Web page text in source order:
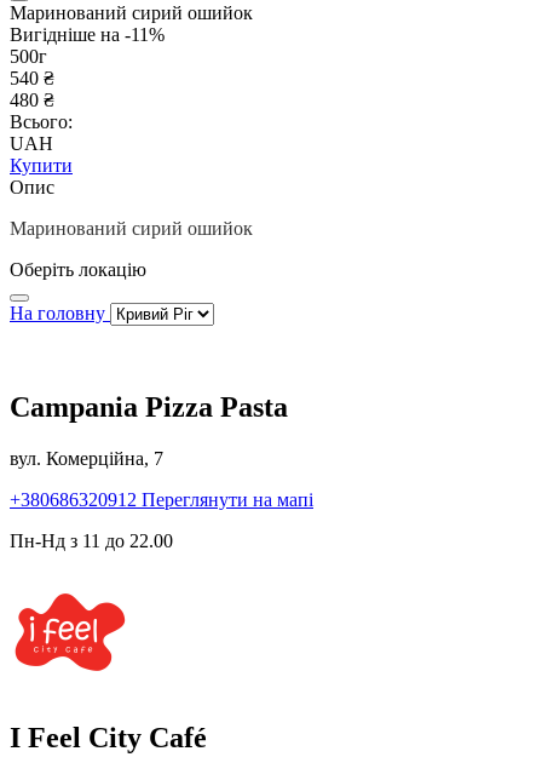
Маринований сирий ошийок
Вигідніше на -11%
500г
540 ₴
480 ₴
Всього:
UAH
Купити
Опис
Маринований сирий ошийок
Оберіть локацію
На головну
Campania Pizza Pasta
вул. Комерційна, 7
+380686320912 Переглянути на мапі
Пн-Нд з 11 до 22.00
I Feel City Café